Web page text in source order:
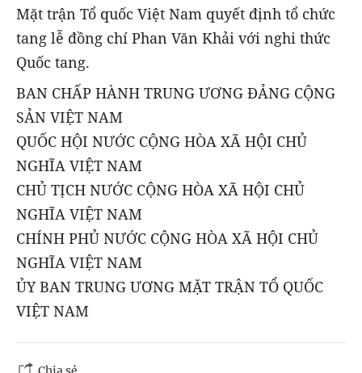
Mặt trận Tổ quốc Việt Nam quyết định tổ chức
tang lễ đồng chí Phan Văn Khải với nghi thức
Quốc tang.
BAN CHẤP HÀNH TRUNG ƯƠNG ĐẢNG CỘNG
SẢN VIỆT NAM
QUỐC HỘI NƯỚC CỘNG HÒA XÃ HỘI CHỦ
NGHĨA VIỆT NAM
CHỦ TỊCH NƯỚC CỘNG HÒA XÃ HỘI CHỦ
NGHĨA VIỆT NAM
CHÍNH PHỦ NƯỚC CỘNG HÒA XÃ HỘI CHỦ
NGHĨA VIỆT NAM
ỦY BAN TRUNG ƯƠNG MẶT TRẬN TỔ QUỐC
VIỆT NAM